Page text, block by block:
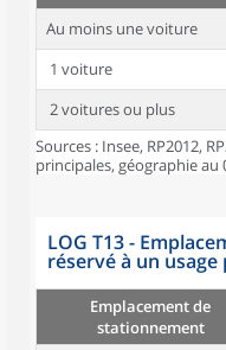
Au moins une voiture
1 voiture
2 voitures ou plus
Sources : Insee, RP2012,
principales, géographie au
LOG T13 -
réservé à un
Emplacement de
stationnement